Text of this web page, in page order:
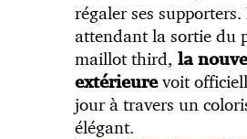
régaler ses supporters.
attendant la sortie du
maillot third, la
extérieurevoit
jour à travers un
élégant.